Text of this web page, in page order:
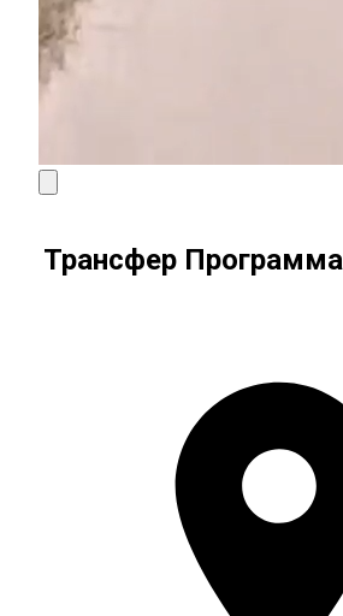
Трансфер Программа